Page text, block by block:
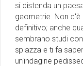
si distenda un
geometrie. Non
definitivo; anche
sembrano studi
spiazza e ti fa
un'indagine